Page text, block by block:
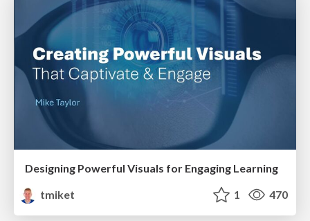
Designing Powerful Visuals for Engaging Learning
tmiket
1 470